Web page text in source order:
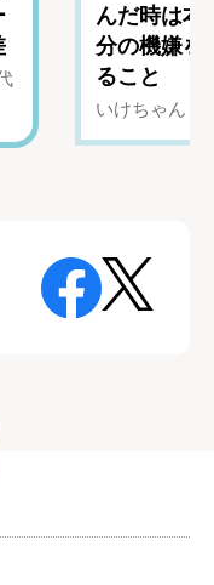
んだ時は
分の機嫌を
ること
いけちゃん（